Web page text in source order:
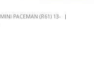
MINI PACEMAN (R61) 13-